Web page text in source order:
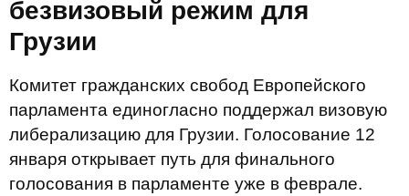
безвизовый режим для
Грузии
Комитет гражданских свобод Европейского
парламента единогласно поддержал визовую
либерализацию для Грузии. Голосование 12
января открывает путь для финального
голосования в парламенте уже в феврале.